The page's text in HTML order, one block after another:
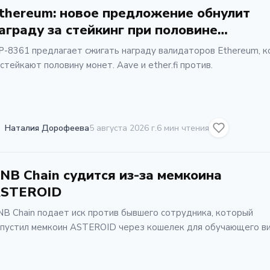
новое предложение обнулит
за стейкинг при половине
8361 предлагает сжигать награду валидаторов Ethereum,
половину монет. Aave и ether.fi против.
Наталия Дорофеева5 августа 2026 г.6 мин чтения
Chain судится из-за мемкоина
Chain подает иск против бывшего сотрудника, который
мемкоин ASTEROID через кошелек для обучающего